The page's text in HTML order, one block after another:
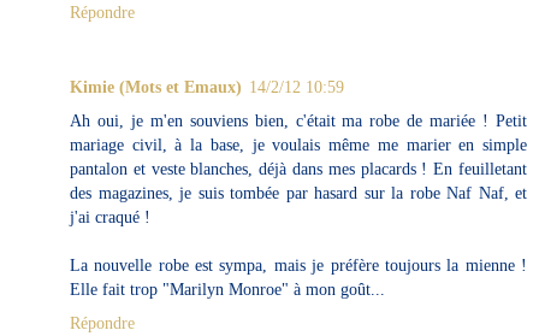
Répondre
Kimie (Mots et Emaux) 14/2/12 10:59
Ah oui, je m'en souviens bien, c'était ma robe de mariée ! Petit
mariage civil, à la base, je voulais même me marier en simple
pantalon et veste blanches, déjà dans mes placards ! En feuilletant
des magazines, je suis tombée par hasard sur la robe Naf Naf, et
j'ai craqué !
La nouvelle robe est sympa, mais je préfère toujours la mienne !
Elle fait trop "Marilyn Monroe" à mon goût...
Répondre